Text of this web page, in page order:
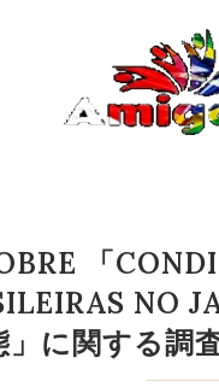
「
NO
に関する